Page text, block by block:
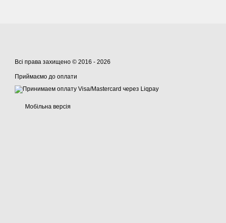
Всі права захищено © 2016 - 2026
Приймаємо до оплати
Мобільна версія